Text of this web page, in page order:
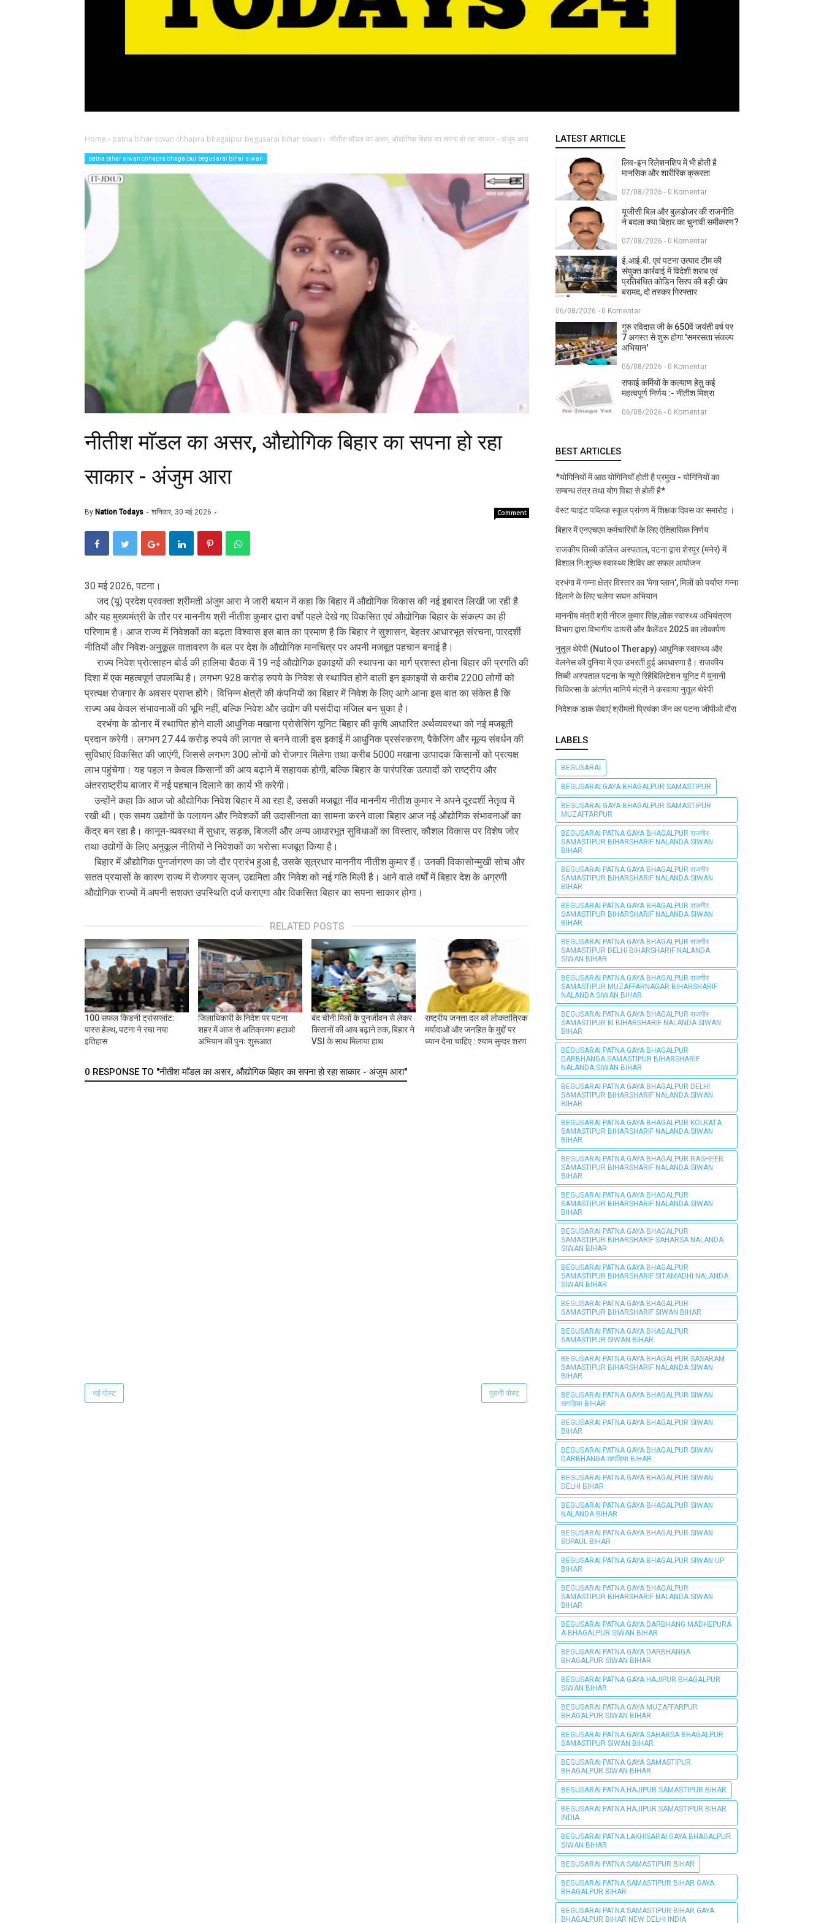
Home › patna bihar siwan chhapra bhagalpur begusarai bihar siwan › नीतीश माॅडल का असर, औद्योगिक बिहार का सपना हो रहा साकार - अंजुम आरा
patna bihar siwan chhapra bhagalpur begusarai bihar siwan
नीतीश माॅडल का असर, औद्योगिक बिहार का सपना हो रहा
साकार - अंजुम आरा
By Nation Todays शनिवार, 30 मई 2026 Comment
30 मई 2026, पटना।
जद (यू) प्रदेश प्रवक्ता श्रीमती अंजुम आरा ने जारी बयान में कहा कि बिहार में औद्योगिक विकास की नई इबारत लिखी जा रही है
और यह मुख्यमंत्री के तौर पर माननीय श्री नीतीश कुमार द्वारा वर्षों पहले देखे गए विकसित एवं औद्योगिक बिहार के संकल्प का ही
परिणाम है। आज राज्य में निवेशकों का बढ़ता विश्वास इस बात का प्रमाण है कि बिहार ने सुशासन, बेहतर आधारभूत संरचना, पारदर्शी
नीतियों और निवेश-अनुकूल वातावरण के बल पर देश के औद्योगिक मानचित्र पर अपनी मजबूत पहचान बनाई है।
राज्य निवेश प्रोत्साहन बोर्ड की हालिया बैठक में 19 नई औद्योगिक इकाइयों की स्थापना का मार्ग प्रशस्त होना बिहार की प्रगति की
दिशा में एक महत्वपूर्ण उपलब्धि है। लगभग 928 करोड़ रुपये के निवेश से स्थापित होने वाली इन इकाइयों से करीब 2200 लोगों को
प्रत्यक्ष रोजगार के अवसर प्राप्त होंगे। विभिन्न क्षेत्रों की कंपनियों का बिहार में निवेश के लिए आगे आना इस बात का संकेत है कि
राज्य अब केवल संभावनाओं की भूमि नहीं, बल्कि निवेश और उद्योग की पसंदीदा मंजिल बन चुका है।
दरभंगा के डोनार में स्थापित होने वाली आधुनिक मखाना प्रोसेसिंग यूनिट बिहार की कृषि आधारित अर्थव्यवस्था को नई मजबूती
प्रदान करेगी। लगभग 27.44 करोड़ रुपये की लागत से बनने वाली इस इकाई में आधुनिक प्रसंस्करण, पैकेजिंग और मूल्य संवर्धन की
सुविधाएं विकसित की जाएंगी, जिससे लगभग 300 लोगों को रोजगार मिलेगा तथा करीब 5000 मखाना उत्पादक किसानों को प्रत्यक्ष
लाभ पहुंचेगा। यह पहल न केवल किसानों की आय बढ़ाने में सहायक होगी, बल्कि बिहार के पारंपरिक उत्पादों को राष्ट्रीय और
अंतरराष्ट्रीय बाजार में नई पहचान दिलाने का कार्य भी करेगी।
उन्होंने कहा कि आज जो औद्योगिक निवेश बिहार में आ रहा है, उसकी मजबूत नींव माननीय नीतीश कुमार ने अपने दूरदर्शी नेतृत्व में
रखी थी। एक समय उद्योगों के पलायन और निवेशकों की उदासीनता का सामना करने वाला बिहार आज नई औद्योगिक संभावनाओं का
केंद्र बन रहा है। कानून-व्यवस्था में सुधार, सड़क, बिजली और अन्य आधारभूत सुविधाओं का विस्तार, कौशल विकास पर विशेष जोर
तथा उद्योगों के लिए अनुकूल नीतियों ने निवेशकों का भरोसा मजबूत किया है।
बिहार में औद्योगिक पुनर्जागरण का जो दौर प्रारंभ हुआ है, उसके सूत्रधार माननीय नीतीश कुमार हैं। उनकी विकासोन्मुखी सोच और
सतत प्रयासों के कारण राज्य में रोजगार सृजन, उद्यमिता और निवेश को नई गति मिली है। आने वाले वर्षों में बिहार देश के अग्रणी
औद्योगिक राज्यों में अपनी सशक्त उपस्थिति दर्ज कराएगा और विकसित बिहार का सपना साकार होगा।
RELATED POSTS
100 सफल किडनी ट्रांसप्लांट:
पारस हेल्थ, पटना ने रचा नया
इतिहास
जिलाधिकारी के निदेश पर पटना
शहर में आज से अतिक्रमण हटाओ
अभियान की पुनः शुरूआत
बंद चीनी मिलों के पुनर्जीवन से लेकर
किसानों की आय बढ़ाने तक, बिहार ने
VSI के साथ मिलाया हाथ
राष्ट्रीय जनता दल को लोकतांत्रिक
मर्यादाओं और जनहित के मुद्दों पर
ध्यान देना चाहिए : श्याम सुन्दर शरण
0 RESPONSE TO "नीतीश माॅडल का असर, औद्योगिक बिहार का सपना हो रहा साकार - अंजुम आरा"
नई पोस्ट पुरानी पोस्ट
LATEST ARTICLE
लिव-इन रिलेशनशिप में भी होती है
मानसिक और शारीरिक क्रूरता
07/08/2026 - 0 Komentar
यूजीसी बिल और बुलडोजर की राजनीति
ने बदला क्या बिहार का चुनावी समीकरण?
07/08/2026 - 0 Komentar
ई.आई.बी. एवं पटना उत्पाद टीम की
संयुक्त कार्रवाई में विदेशी शराब एवं
प्रतिबंधित कोडिन सिरप की बड़ी खेप
बरामद, दो तस्कर गिरफ्तार
06/08/2026 - 0 Komentar
गुरु रविदास जी के 650वें जयंती वर्ष पर
7 अगस्त से शुरू होगा 'समरसता संकल्प
अभियान'
06/08/2026 - 0 Komentar
सफाई कर्मियों के कल्याण हेतु कई
महत्वपूर्ण निर्णय :- नीतीश मिश्रा
06/08/2026 - 0 Komentar
BEST ARTICLES
*योगिनियों में आठ योगिनियाँ होती है प्रमुख - योगिनियों का
सम्बन्ध तंत्र तथा योग विद्या से होती है*
वेस्ट प्वाइंट पब्लिक स्कूल प्रांगण में शिक्षक दिवस का समारोह ।
बिहार में एनएचएम कर्मचारियों के लिए ऐतिहासिक निर्णय
राजकीय तिब्बी कॉलेज अस्पताल, पटना द्वारा शेरपुर (मनेर) में
विशाल निःशुल्क स्वास्थ्य शिविर का सफल आयोजन
दरभंगा में गन्ना क्षेत्र विस्तार का 'मेगा प्लान', मिलों को पर्याप्त गन्ना
दिलाने के लिए चलेगा सघन अभियान
माननीय मंत्री श्री नीरज कुमार सिंह,लोक स्वास्थ्य अभियंत्रण
विभाग द्वारा विभागीय डायरी और कैलेंडर 2025 का लोकार्पण
नुतूल थेरेपी (Nutool Therapy) आधुनिक स्वास्थ्य और
वेलनेस की दुनिया में एक उभरती हुई अवधारणा है। राजकीय
तिब्बी अस्पताल पटना के न्यूरो रिहैबिलिटेशन यूनिट में युनानी
चिकित्सा के अंतर्गत मानिये मंत्री ने करवाया नुतूल थेरेपी
निदेशक डाक सेवाएं श्रीमती प्रियंका जैन का पटना जीपीओ दौरा
LABELS
BEGUSARAI
BEGUSARAI GAYA BHAGALPUR SAMASTIPUR
BEGUSARAI GAYA BHAGALPUR SAMASTIPUR
MUZAFFARPUR
BEGUSARAI PATNA GAYA BHAGALPUR राजगीर
SAMASTIPUR BIHARSHARIF NALANDA SIWAN
BIHAR
BEGUSARAI PATNA GAYA BHAGALPUR राजगीर
SAMASTIPUR BIHARSHARIF NALANDA SIWAN
BIHAR
BEGUSARAI PATNA GAYA BHAGALPUR राजगीर
SAMASTIPUR BIHARSHARIF NALANDA SIWAN
BIHAR
BEGUSARAI PATNA GAYA BHAGALPUR राजगीर
SAMASTIPUR DELHI BIHARSHARIF NALANDA
SIWAN BIHAR
BEGUSARAI PATNA GAYA BHAGALPUR राजगीर
SAMASTIPUR MUZAFFARNAGAR BIHARSHARIF
NALANDA SIWAN BIHAR
BEGUSARAI PATNA GAYA BHAGALPUR राजगीर
SAMASTIPUR KI BIHARSHARIF NALANDA SIWAN
BIHAR
BEGUSARAI PATNA GAYA BHAGALPUR
DARBHANGA SAMASTIPUR BIHARSHARIF
NALANDA SIWAN BIHAR
BEGUSARAI PATNA GAYA BHAGALPUR DELHI
SAMASTIPUR BIHARSHARIF NALANDA SIWAN
BIHAR
BEGUSARAI PATNA GAYA BHAGALPUR KOLKATA
SAMASTIPUR BIHARSHARIF NALANDA SIWAN
BIHAR
BEGUSARAI PATNA GAYA BHAGALPUR RAGHEER
SAMASTIPUR BIHARSHARIF NALANDA SIWAN
BIHAR
BEGUSARAI PATNA GAYA BHAGALPUR
SAMASTIPUR BIHARSHARIF NALANDA SIWAN
BIHAR
BEGUSARAI PATNA GAYA BHAGALPUR
SAMASTIPUR BIHARSHARIF SAHARSA NALANDA
SIWAN BIHAR
BEGUSARAI PATNA GAYA BHAGALPUR
SAMASTIPUR BIHARSHARIF SITAMADHI NALANDA
SIWAN BIHAR
BEGUSARAI PATNA GAYA BHAGALPUR
SAMASTIPUR BIHARSHARIF SIWAN BIHAR
BEGUSARAI PATNA GAYA BHAGALPUR
SAMASTIPUR SIWAN BIHAR
BEGUSARAI PATNA GAYA BHAGALPUR SASARAM
SAMASTIPUR BIHARSHARIF NALANDA SIWAN
BIHAR
BEGUSARAI PATNA GAYA BHAGALPUR SIWAN
खगड़िया BIHAR
BEGUSARAI PATNA GAYA BHAGALPUR SIWAN
BIHAR
BEGUSARAI PATNA GAYA BHAGALPUR SIWAN
DARBHANGA खगड़िया BIHAR
BEGUSARAI PATNA GAYA BHAGALPUR SIWAN
DELHI BIHAR
BEGUSARAI PATNA GAYA BHAGALPUR SIWAN
NALANDA BIHAR
BEGUSARAI PATNA GAYA BHAGALPUR SIWAN
SUPAUL BIHAR
BEGUSARAI PATNA GAYA BHAGALPUR SIWAN UP
BIHAR
BEGUSARAI PATNA GAYA BHAGALPUR
SAMASTIPUR BIHARSHARIF NALANDA SIWAN
BIHAR
BEGUSARAI PATNA GAYA DARBHANG MADHEPURA
A BHAGALPUR SIWAN BIHAR
BEGUSARAI PATNA GAYA DARBHANGA
BHAGALPUR SIWAN BIHAR
BEGUSARAI PATNA GAYA HAJIPUR BHAGALPUR
SIWAN BIHAR
BEGUSARAI PATNA GAYA MUZAFFARPUR
BHAGALPUR SIWAN BIHAR
BEGUSARAI PATNA GAYA SAHARSA BHAGALPUR
SAMASTIPUR SIWAN BIHAR
BEGUSARAI PATNA GAYA SAMASTIPUR
BHAGALPUR SIWAN BIHAR
BEGUSARAI PATNA HAJIPUR SAMASTIPUR BIHAR
BEGUSARAI PATNA HAJIPUR SAMASTIPUR BIHAR
INDIA
BEGUSARAI PATNA LAKHISARAI GAYA BHAGALPUR
SIWAN BIHAR
BEGUSARAI PATNA SAMASTIPUR BIHAR
BEGUSARAI PATNA SAMASTIPUR BIHAR GAYA
BHAGALPUR BIHAR
BEGUSARAI PATNA SAMASTIPUR BIHAR GAYA
BHAGALPUR BIHAR NEW DELHI INDIA